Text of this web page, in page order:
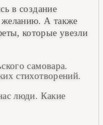
в создание
А также
которые увезли
самовара.
стихотворений.
люди. Какие